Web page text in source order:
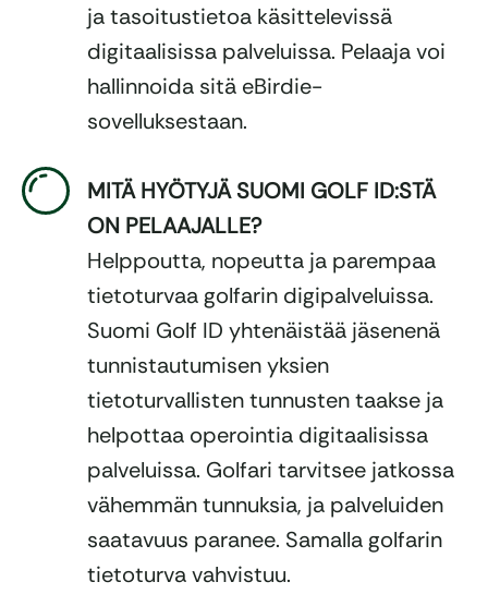
ja tasoitustietoa käsittelevissä
digitaalisissa palveluissa. Pelaaja voi
hallinnoida sitä eBirdie-
sovelluksestaan.
MITÄ HYÖTYJÄ SUOMI GOLF ID:STÄ
ON PELAAJALLE?
Helppoutta, nopeutta ja parempaa
tietoturvaa golfarin digipalveluissa.
Suomi Golf ID yhtenäistää jäsenenä
tunnistautumisen yksien
tietoturvallisten tunnusten taakse ja
helpottaa operointia digitaalisissa
palveluissa. Golfari tarvitsee jatkossa
vähemmän tunnuksia, ja palveluiden
saatavuus paranee. Samalla golfarin
tietoturva vahvistuu.